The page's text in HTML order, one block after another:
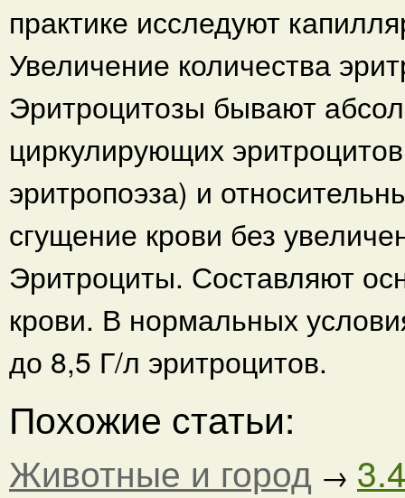
практике исследуют
Увеличение количества
Эритроцитозы бывают
циркулирующих
эритропоэза) и
сгущение крови без
Эритроциты. Составляют
крови. В нормальных
до 8,5 Г/л эритроцитов.
Похожие статьи:
Животные и город →